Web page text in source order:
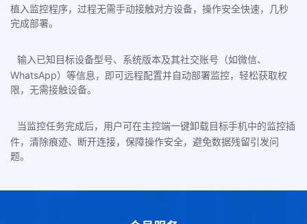
植入监控程序，过程无需手动接触对方设备，操作安全快速，几秒
完成部署。
输入已知目标设备型号、系统版本及其社交账号（如微信、
WhatsApp）等信息，即可远程配置并自动部署监控，轻松获取权
限，无需接触设备。
当监控任务完成后，用户可在主控端一键卸载目标手机中的监控插
件，清除痕迹、断开连接，保障操作安全，避免数据残留引发问
题。